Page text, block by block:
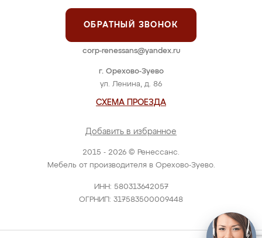
2015 - 2026 © Ренессанс.
Мебель от производителя в Орехово-Зуево.
ИНН: 580313642057
ОГРНИП: 317583500009448
г. Орехово-Зуево
ул. Ленина, д. 86
СХЕМА ПРОЕЗДА
Добавить в избранное
ОБРАТНЫЙ ЗВОНОК
corp-renessans@yandex.ru